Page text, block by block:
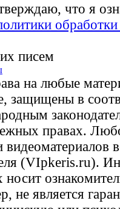
что я
писем
на любые
защищены в
правах.
видеоматериалов
(VIpkeris.ru).
носит
не является